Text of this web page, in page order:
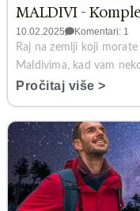
MALDIVI -
10.02.2025
Komentari: 1
Raj na zemlji koji
Maldivima, kad vam
Pročitaj više >